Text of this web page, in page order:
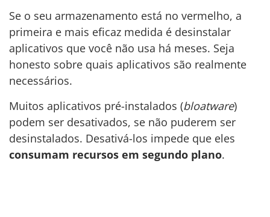
Se o seu armazenamento está no vermelho, a
primeira e mais eficaz medida é desinstalar
aplicativos que você não usa há meses. Seja
honesto sobre quais aplicativos são realmente
necessários.
Muitos aplicativos pré-instalados (bloatware)
podem ser desativados, se não puderem ser
desinstalados. Desativá-los impede que eles
consumam recursos em segundo plano.